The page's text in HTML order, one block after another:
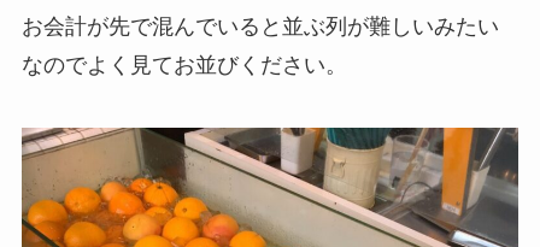
お会計が先で混んでいると並ぶ列が難しいみたい
なのでよく見てお並びください。